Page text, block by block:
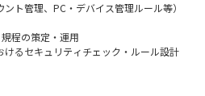
ト管理、PC・デバイス管理ルール等）
程の策定・運用
けるセキュリティチェック・ルール設計